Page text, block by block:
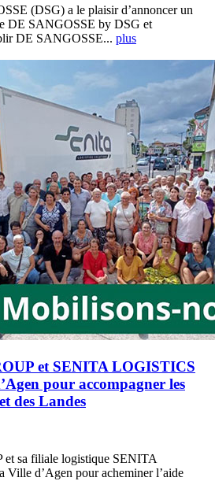
(DSG) a le plaisir d’annoncer un
DE SANGOSSE by DSG et
DE SANGOSSE... plus
et SENITA LOGISTICS
pour accompagner les
des Landes​
sa filiale logistique SENITA
Ville d’Agen pour acheminer l’aide